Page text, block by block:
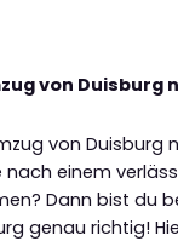
von Duisburg
von Duisburg
einem
Dann bist du
genau richtig!